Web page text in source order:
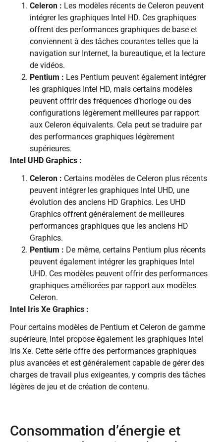
Celeron : Les modèles récents de Celeron peuvent
intégrer les graphiques Intel HD. Ces graphiques
offrent des performances graphiques de base et
conviennent à des tâches courantes telles que la
navigation sur Internet, la bureautique, et la lecture
de vidéos.
Pentium : Les Pentium peuvent également intégrer
les graphiques Intel HD, mais certains modèles
peuvent offrir des fréquences d’horloge ou des
configurations légèrement meilleures par rapport
aux Celeron équivalents. Cela peut se traduire par
des performances graphiques légèrement
supérieures.
Intel UHD Graphics :
Celeron : Certains modèles de Celeron plus récents
peuvent intégrer les graphiques Intel UHD, une
évolution des anciens HD Graphics. Les UHD
Graphics offrent généralement de meilleures
performances graphiques que les anciens HD
Graphics.
Pentium : De même, certains Pentium plus récents
peuvent également intégrer les graphiques Intel
UHD. Ces modèles peuvent offrir des performances
graphiques améliorées par rapport aux modèles
Celeron.
Intel Iris Xe Graphics :
Pour certains modèles de Pentium et Celeron de gamme
supérieure, Intel propose également les graphiques Intel
Iris Xe. Cette série offre des performances graphiques
plus avancées et est généralement capable de gérer des
charges de travail plus exigeantes, y compris des tâches
légères de jeu et de création de contenu.
Consommation d’énergie et